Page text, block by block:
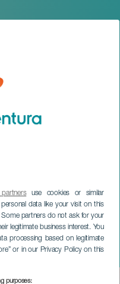
use cookies or similar
data like your visit on this
partners do not ask for your
legitimate business interest. You
processing based on legitimate
or in our Privacy Policy on this
purposes:
de Fuste